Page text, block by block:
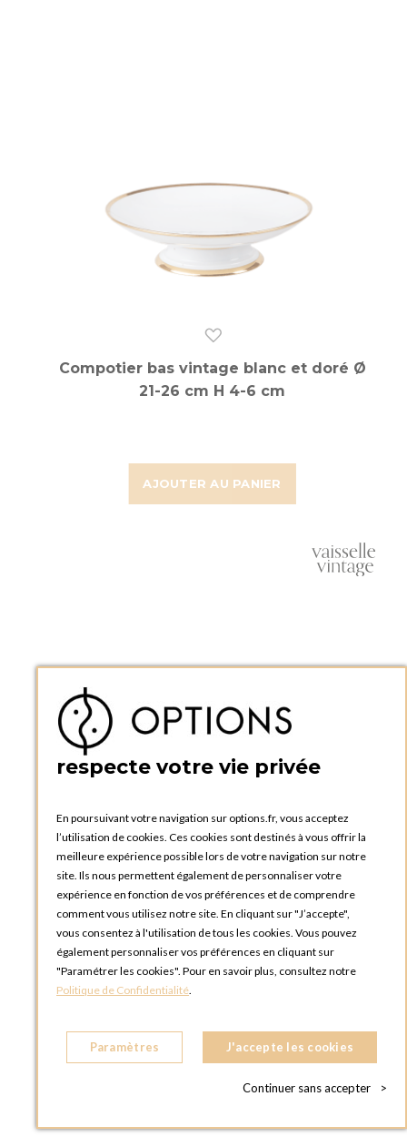
AJOUTER AU PANIER
Compotier bas vintage blanc et doré Ø
21-26 cm H 4-6 cm
AJOUTER AU PANIER
Saladier Vintage fleuri Ø 23-27 cm 2-3
respecte votre vie privée
En poursuivant votre navigation sur options.fr, vous acceptez
l’utilisation de cookies. Ces cookies sont destinés à vous offrir la
meilleure expérience possible lors de votre navigation sur notre
site. Ils nous permettent également de personnaliser votre
expérience en fonction de vos préférences et de comprendre
comment vous utilisez notre site. En cliquant sur "J’accepte",
vous consentez à l'utilisation de tous les cookies. Vous pouvez
également personnaliser vos préférences en cliquant sur
"Paramétrer les cookies". Pour en savoir plus, consultez notre
Politique de Confidentialité.
Paramètres J'accepte les cookies
Continuer sans accepter >